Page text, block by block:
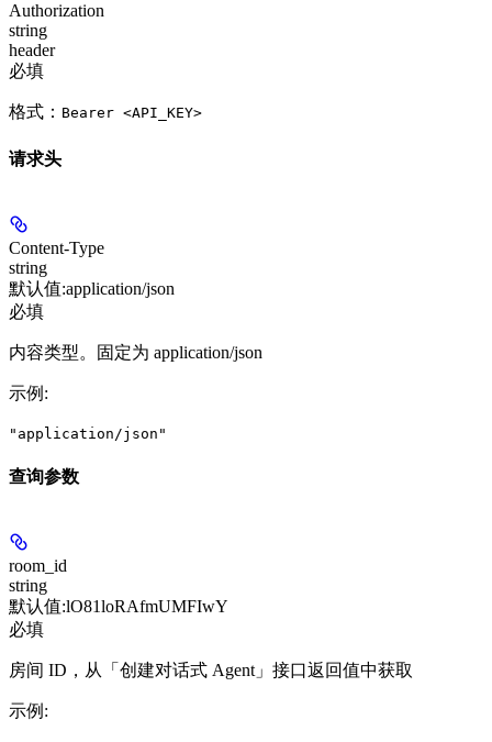
Authorization
string
header
必填
格式： Bearer <API_KEY>
请求头
Content-Type
string
默认值:application/json
必填
内容类型。固定为 application/json
示例 :
"application/json"
查询参数
room_id
string
默认值:lO81loRAfmUMFIwY
必填
房间 ID，从「创建对话式 Agent」接口返回值中获取
示例 :